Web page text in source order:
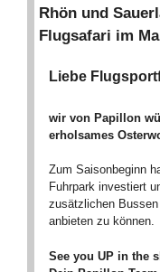
Rhön und
Flugsafari im
Liebe
wir von Papillon
erholsames
Zum Saisonbeginn
Fuhrpark investiert
zusätzlichen
anbieten zu können.
See you UP in the